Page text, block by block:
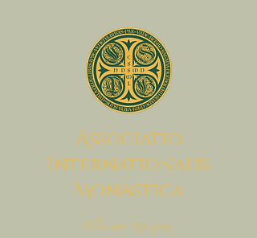
Associatio
Internationalis
MonAstica
Vamos trazer